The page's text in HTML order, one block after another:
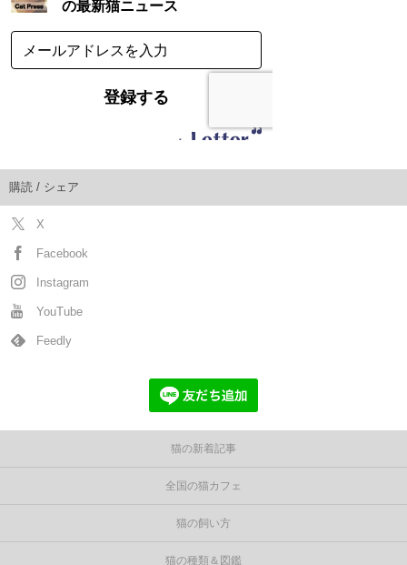
購読 / シェア
X
Facebook
Instagram
YouTube
Feedly
猫の新着記事
全国の猫カフェ
猫の飼い方
猫の種類＆図鑑